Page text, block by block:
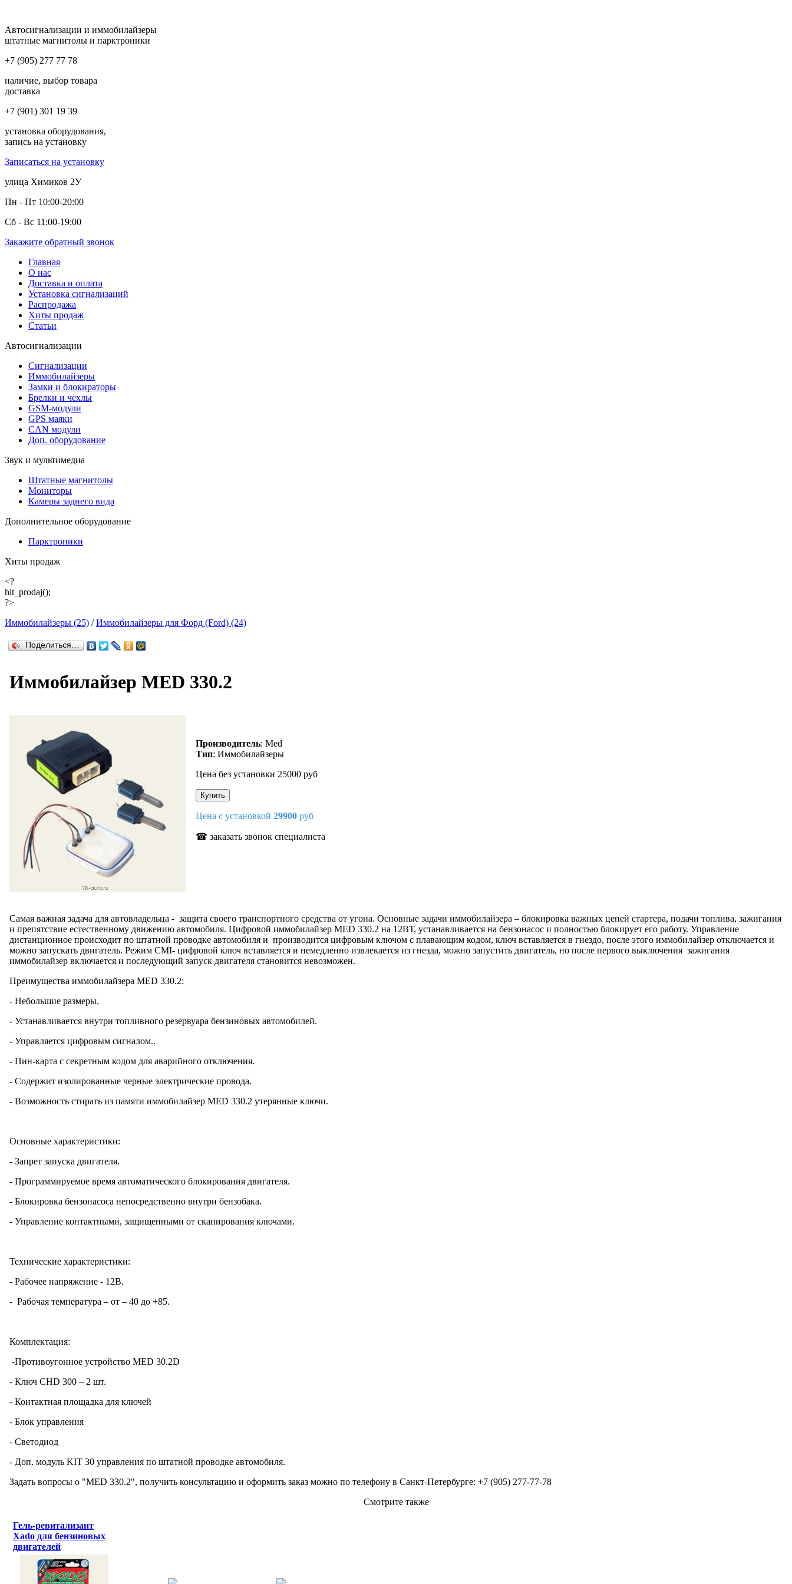
Автосигнализации и иммобилайзеры
штатные магнитолы и парктроники
+7 (905) 277 77 78
наличие, выбор товара
доставка
+7 (901) 301 19 39
установка оборудования,
запись на установку
Записаться на установку
улица Химиков 2У
Пн - Пт 10:00-20:00
Сб - Вс 11:00-19:00
Закажите обратный звонок
Главная
О нас
Доставка и оплата
Установка сигнализаций
Распродажа
Хиты продаж
Статьи
Автосигнализации
Сигнализации
Иммобилайзеры
Замки и блокираторы
Брелки и чехлы
GSM-модули
GPS маяки
CAN модули
Доп. оборудование
Звук и мультимедиа
Штатные магнитолы
Мониторы
Камеры заднего вида
Дополнительное оборудование
Парктроники
Хиты продаж
<?
hit_prodaj();
?>
Иммобилайзеры (25) /Иммобилайзеры для Форд (Ford) (24)
Поделиться…
Иммобилайзер MED 330.2
Производитель: Med
Тип: Иммобилайзеры
Цена без установки 25000 руб
Цена с установкой 29900 руб
☎ заказать звонок специалиста
Самая важная задача для автовладельца - защита своего транспортного средства от угона. Основные задачи иммобилайзера – блокировка важных цепей стартера, подачи топлива, зажигания
и препятствие естественному движению автомобиля. Цифровой иммобилайзер MED 330.2 на 12ВТ, устанавливается на бензонасос и полностью блокирует его работу. Управление
дистанционное происходит по штатной проводке автомобиля и производится цифровым ключом с плавающим кодом, ключ вставляется в гнездо, после этого иммобилайзер отключается и
можно запускать двигатель. Режим CMI- цифровой ключ вставляется и немедленно извлекается из гнезда, можно запустить двигатель, но после первого выключения зажигания
иммобилайзер включается и последующий запуск двигателя становится невозможен.
Преимущества иммобилайзера MED 330.2:
- Небольшие размеры.
- Устанавливается внутри топливного резервуара бензиновых автомобилей.
- Управляется цифровым сигналом..
- Пин-карта с секретным кодом для аварийного отключения.
- Содержит изолированные черные электрические провода.
- Возможность стирать из памяти иммобилайзер MED 330.2 утерянные ключи.
Основные характеристики:
- Запрет запуска двигателя.
- Программируемое время автоматического блокирования двигателя.
- Блокировка бензонасоса непосредственно внутри бензобака.
- Управление контактными, защищенными от сканирования ключами.
Технические характеристики:
- Рабочее напряжение - 12В.
- Рабочая температура – от – 40 до +85.
Комплектация:
-Противоугонное устройство MED 30.2D
- Ключ CHD 300 – 2 шт.
- Контактная площадка для ключей
- Блок управления
- Светодиод
- Доп. модуль KIT 30 управления по штатной проводке автомобиля.
Задать вопросы о "MED 330.2", получить консультацию и оформить заказ можно по телефону в Санкт-Петербурге: +7 (905) 277-77-78
Смотрите также
Гель-ревитализант
Xado для бензиновых
двигателей